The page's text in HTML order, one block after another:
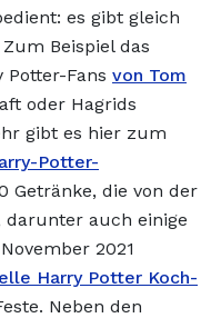
es gibt gleich
Beispiel das
Fans von Tom
oder Hagrids
gibt es hier zum
Potter-
Getränke, die von der
darunter auch einige
2021
Harry Potter Koch-
Neben den